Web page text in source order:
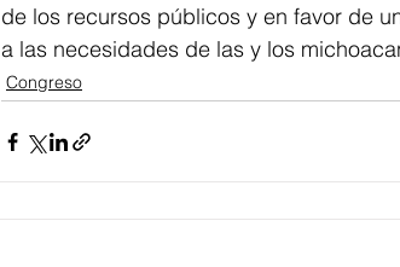
de los recursos públicos y en favor de
a las necesidades de las y los
Congreso